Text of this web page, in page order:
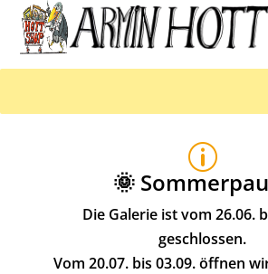
p
🌞
Die Galerie ist vom 26.06.
geschlossen.
Vom 20.07. bis 03.09. öffnen